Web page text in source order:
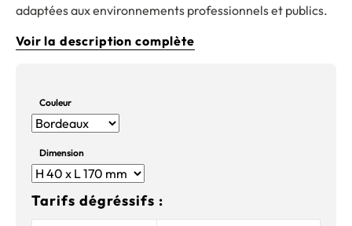
adaptées aux environnements professionnels et publics.
Voir la description complète
Couleur
Dimension
Tarifs dégréssifs :